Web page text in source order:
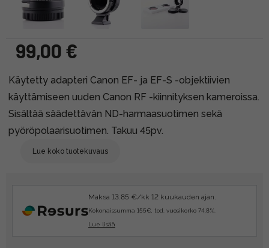
99,00 €
Käytetty adapteri Canon EF- ja EF-S -objektiivien
käyttämiseen uuden Canon RF -kiinnityksen kameroissa.
Sisältää säädettävän ND-harmaasuotimen sekä
pyöröpolaarisuotimen. Takuu 45pv.
Lue koko tuotekuvaus
Maksa 13.85 €/kk 12 kuukauden ajan.
Kokonaissumma 155€, tod. vuosikorko 74.8%.
Lue lisää